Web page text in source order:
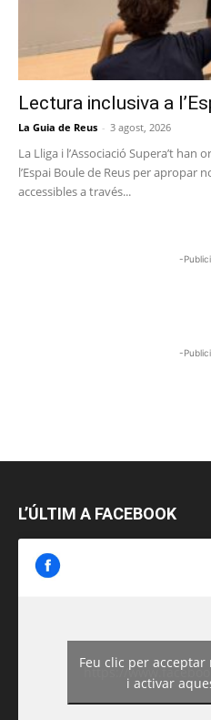
Lectura inclusiva a
La Guia de Reus - 3 agost, 2026
La Lliga i l’Associació Supera’t
l’Espai Boule de Reus per apropar
accessibles a través...
-
-
L’ÚLTIM A FACEBOOK
https://
Feu clic per
i activar